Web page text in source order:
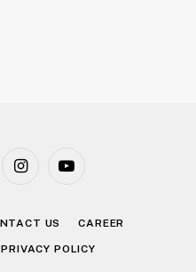
InstagramYouTube
US CAREER
PRIVACY POLICY